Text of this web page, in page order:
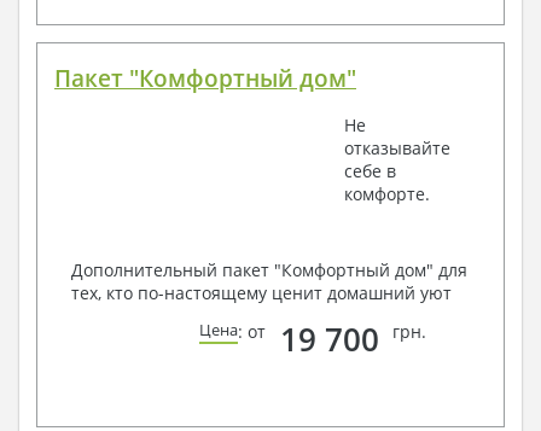
Пакет "Комфортный дом"
Не
отказывайте
себе в
комфорте.
Дополнительный пакет "Комфортный дом" для
тех, кто по-настоящему ценит домашний уют
Цена: от 19 700 грн.